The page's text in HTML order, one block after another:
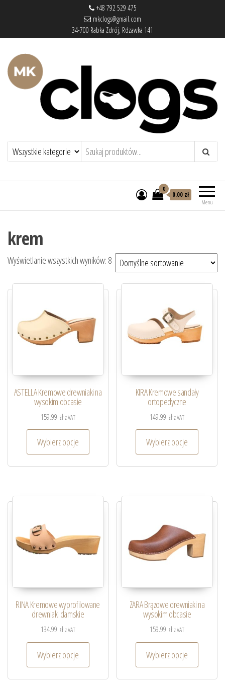
+48 792 529 475
mkclogs@gmail.com
34-700 Rabka Zdrój, Rdzawka 141
mkclogs – sklep obuwniczysklep obuwniczy – drewniaki, buty
medyczne, pantofle, klapki
Menu
0
0.00 zł
krem
Wyświetlanie wszystkich wyników: 8
ASTELLA Kremowe drewniaki na
wysokim obcasie
159.99 zł z VAT
Wybierz opcje
KIRA Kremowe sandały
ortopedyczne
149.99 zł z VAT
Wybierz opcje
RINA Kremowe wyprofilowane
drewniaki damskie
134.99 zł z VAT
Wybierz opcje
ZARA Brązowe drewniaki na
wysokim obcasie
159.99 zł z VAT
Wybierz opcje